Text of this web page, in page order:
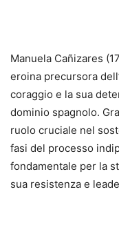
Manuela Cañizares
eroina precursora
coraggio e la sua
dominio spagnolo.
ruolo cruciale nel
fasi del processo
fondamentale per la
sua resistenza e